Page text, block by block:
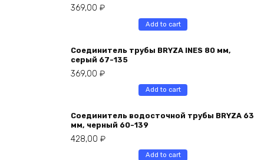
369,00 ₽
Add to cart
Соединитель трубы BRYZA INES 80 мм,
серый 67-135
369,00 ₽
Add to cart
Соединитель водосточной трубы BRYZA 63
мм, черный 60-139
428,00 ₽
Add to cart